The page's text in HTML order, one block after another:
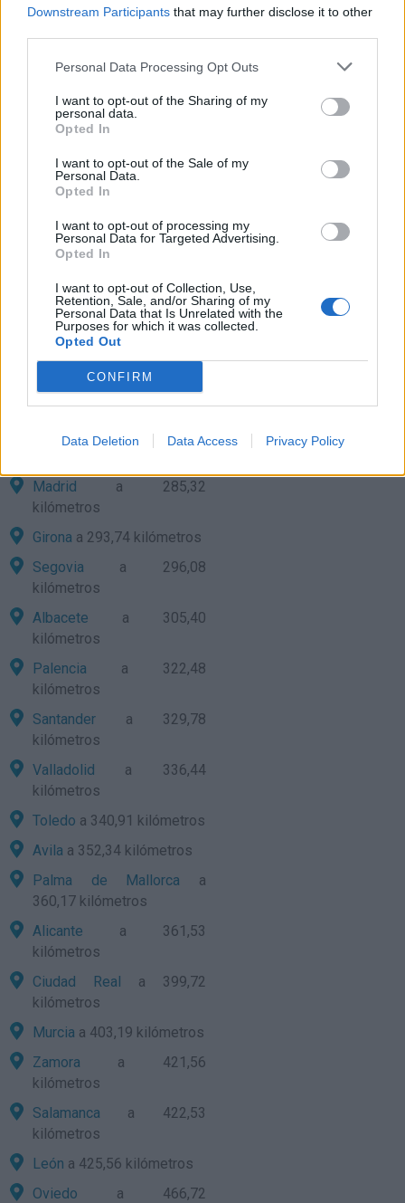
Downstream Participants that may further disclose it to other
Personal Data Processing Opt Outs
I want to opt-out of the Sharing of my
personal data.
Opted In
I want to opt-out of the Sale of my
Personal Data.
Opted In
I want to opt-out of processing my
Personal Data for Targeted Advertising.
Opted In
I want to opt-out of Collection, Use,
Retention, Sale, and/or Sharing of my
Personal Data that Is Unrelated with the
Purposes for which it was collected.
Opted Out
CONFIRM
Data Deletion Data Access Privacy Policy
Logroñoa 175,36
kilómetros
Castellóna 186,72
kilómetros
Cuencaa 208,69
Vitoriaa 215,15 kilómetros
San Sebastián
kilómetros
Guadalajaraa 234,14
Valenciaa 237,44
kilómetros
kilómetros
Bilbaoa 260,94 kilómetros
Burgosa 263,03
Madrid a 285,32
kilómetros
Girona a 293,74 kilómetros
Segovia a 296,08
kilómetros
Albacete a 305,40
kilómetros
Palencia a 322,48
kilómetros
Santander a 329,78
kilómetros
Valladolid a 336,44
kilómetros
Toledo a 340,91 kilómetros
Avila a 352,34 kilómetros
Palma de Mallorca a
360,17 kilómetros
Alicante a 361,53
kilómetros
Ciudad Real a 399,72
kilómetros
Murcia a 403,19 kilómetros
Zamora a 421,56
kilómetros
Salamanca a 422,53
kilómetros
León a 425,56 kilómetros
Oviedo a 466,72